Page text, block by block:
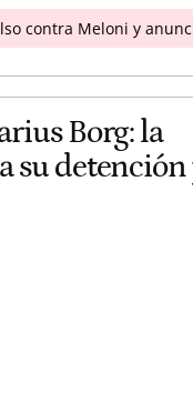
contra Meloni y
Borg: la
su detención